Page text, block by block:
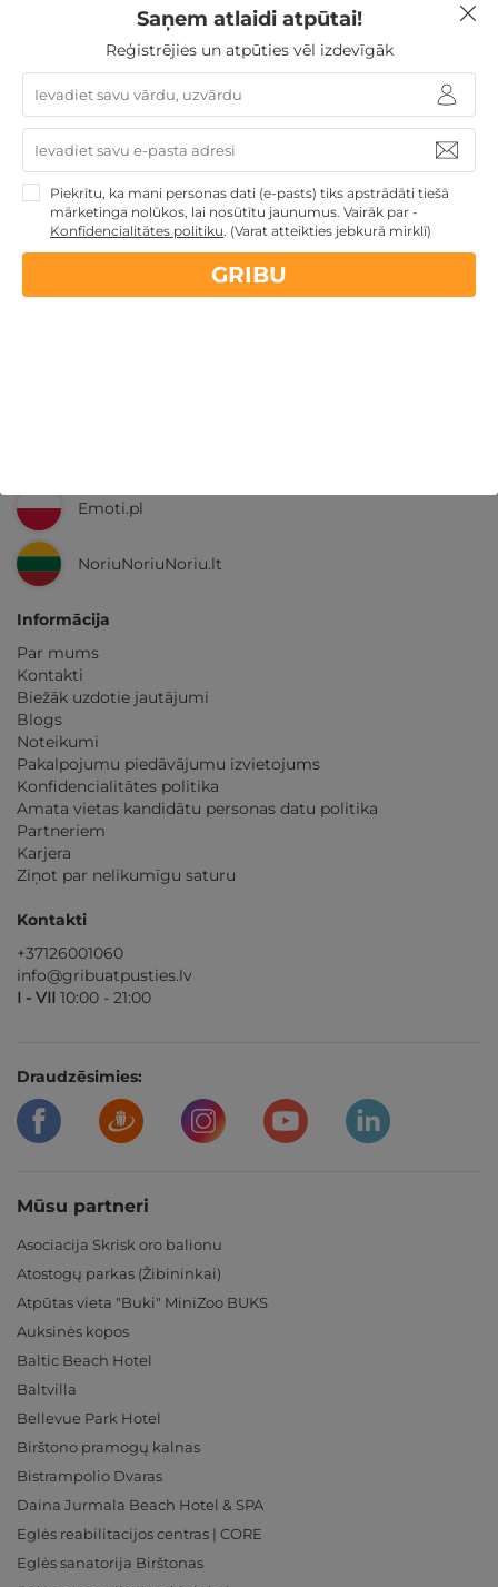
Dāvanas Mātes dienā Dāvanas VIŅAI
Nekādasapkalpošanas un administrācijasmaksas
14 dienunaudas atmaksas garantija
Kvalitatīva klientuapkalpošana
Emoti.pl
NoriuNoriuNoriu.lt
Informācija
Par mums
Kontakti
Biežāk uzdotie jautājumi
Blogs
Noteikumi
Pakalpojumu piedāvājumu izvietojums
Konfidencialitātes politika
Amata vietas kandidātu personas datu politika
Partneriem
Karjera
Ziņot par nelikumīgu saturu
Kontakti
+37126001060
info@gribuatpusties.lv
I - VII 10:00 - 21:00
Draudzēsimies:
Mūsu partneri
Asociacija Skrisk oro balionu
Atostogų parkas (Žibininkai)
Atpūtas vieta "Buki" MiniZoo BUKS
Auksinės kopos
Baltic Beach Hotel
Baltvilla
Bellevue Park Hotel
Birštono pramogų kalnas
Bistrampolio Dvaras
Daina Jurmala Beach Hotel & SPA
Eglės reabilitacijos centras | CORE
Eglės sanatorija Birštonas
Saņem atlaidi atpūtai!
Reģistrējies un atpūties vēl izdevīgāk
Piekrītu, ka mani personas dati (e-pasts) tiks apstrādāti tiešā
mārketinga nolūkos, lai nosūtītu jaunumus. Vairāk par -
Konfidencialitātes politiku. (Varat atteikties jebkurā mirklī)
GRIBU